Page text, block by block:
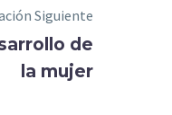
Siguiente
de
la mujer